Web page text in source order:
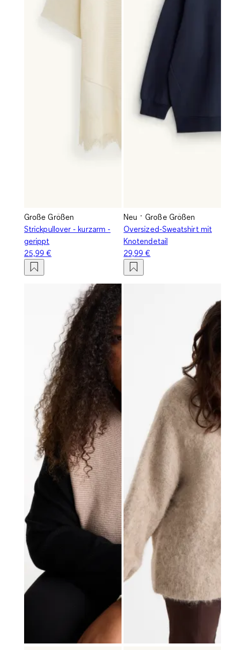
Große Größen
Strickpullover - kurzarm -
gerippt
25,99 €
Neu
Große Größen
Oversized-Sweatshirt mit
Knotendetail
29,99 €